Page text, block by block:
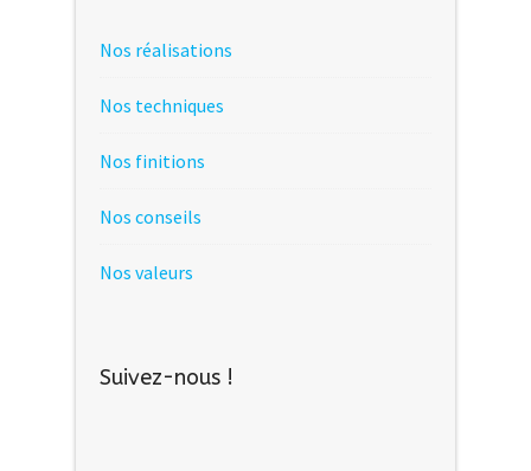
Nos réalisations
Nos techniques
Nos finitions
Nos conseils
Nos valeurs
Suivez-nous !